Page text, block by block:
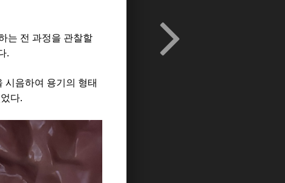
는 전 과정을 관찰할
.
시음하여 용기의 형태
다.